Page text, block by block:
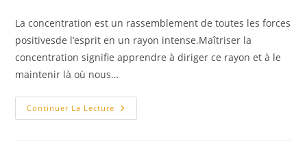
publication :
La concentration est un rassemblement de toutes les forces
positivesde l’esprit en un rayon intense.Maîtriser la
concentration signifie apprendre à diriger ce rayon et à le
maintenir là où nous…
Continuer La Lecture La
Concentration